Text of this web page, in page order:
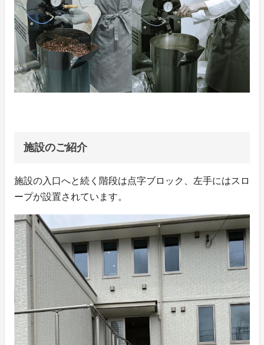
施設のご紹介
施設の入口へと続く階段は点字ブロック、左手にはスロ
ープが設置されています。